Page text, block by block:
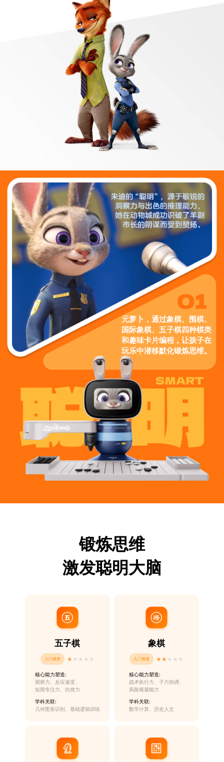
元萝卜，通过象棋、围棋、
国际象棋、五子棋四种棋类
和趣味卡片编程，让孩子在
玩乐中潜移默化锻炼思维。
锻炼思维
激发聪明大脑
五子棋
入门难度 ★★ ★ ★ ★
核心能力塑造:
观察力、反应速度、
短期专注力、抗挫力
学科关联:
几何图形识别、基础逻辑训练
象棋
入门难度 ★★★ ★ ★
核心能力塑造:
战术执行力、子力协调、
风险规避能力
学科关联:
数学计算、历史人文